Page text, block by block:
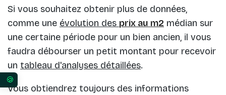
Si vous souhaitez obtenir plus de données,
comme une évolution des prix au m2 médian sur
une certaine période pour un bien ancien, il vous
faudra débourser un petit montant pour recevoir
un tableau d'analyses détaillées.
Vous obtiendrez toujours des informations
Vos préférences en matière de consentement